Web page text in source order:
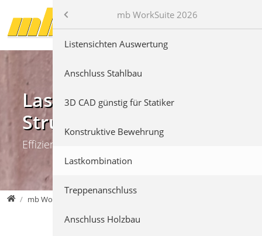
Direkt zur Hauptnavigation springen
Direkt zum Inhalt springen
Lastkombination im
Strukturmodell
Effiziente Tragwerksplanung
mb AEC Software GmbH
mb WorkSuite 2026
mb AEC Software GmbH
mb WorkSuite 2026
mb WorkSuite 2026
Listensichten Auswertung
Anschluss Stahlbau
3D CAD günstig für Statiker
Konstruktive Bewehrung
Lastkombination
Treppenanschluss
Anschluss Holzbau